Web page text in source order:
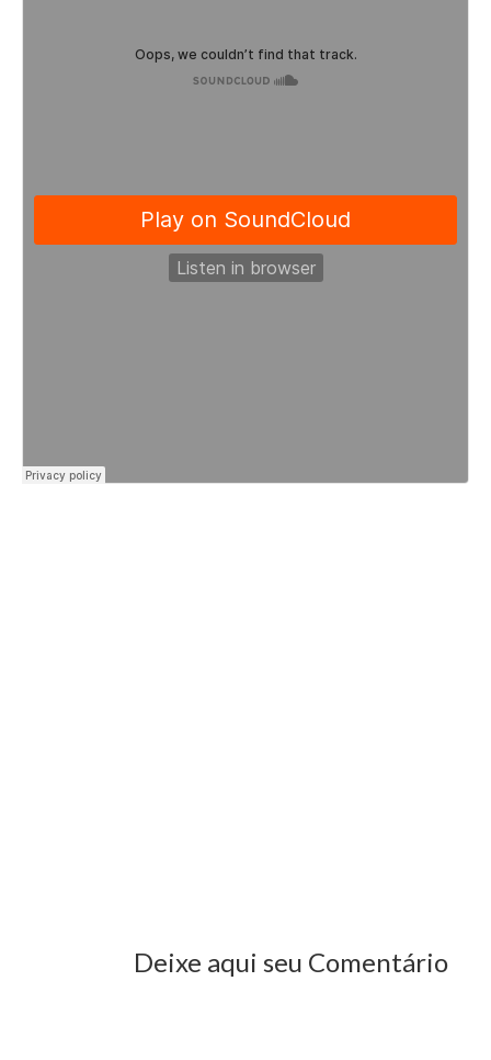
Deixe aqui seu Comentário